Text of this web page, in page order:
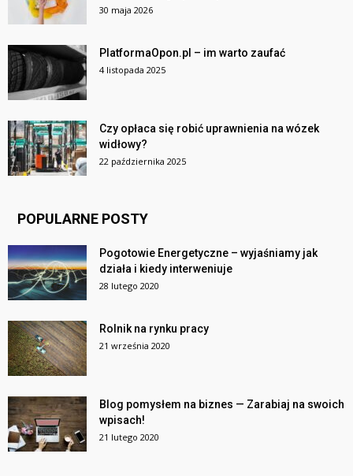
30 maja 2026
PlatformaOpon.pl – im warto zaufać
4 listopada 2025
Czy opłaca się robić uprawnienia na wózek
widłowy?
22 października 2025
POPULARNE POSTY
Pogotowie Energetyczne – wyjaśniamy jak
działa i kiedy interweniuje
28 lutego 2020
Rolnik na rynku pracy
21 września 2020
Blog pomysłem na biznes — Zarabiaj na swoich
wpisach!
21 lutego 2020